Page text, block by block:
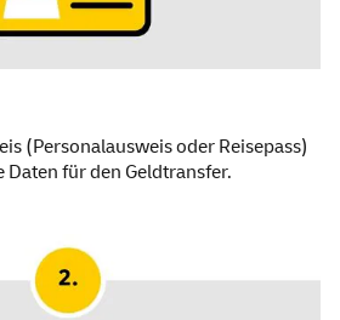
(Personalausweis oder Reisepass)
Daten für den Geldtransfer.